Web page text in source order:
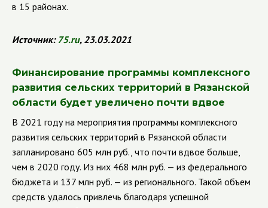
в 15 районах.
Источник: 75.ru, 23.03.2021
Финансирование программы комплексного
развития сельских территорий в Рязанской
области будет увеличено почти вдвое
В 2021 году на мероприятия программы комплексного
развития сельских территорий в Рязанской области
запланировано 605 млн руб., что почти вдвое больше,
чем в 2020 году. Из них 468 млн руб. — из федерального
бюджета и 137 млн руб. — из регионального. Такой объем
средств удалось привлечь благодаря успешной